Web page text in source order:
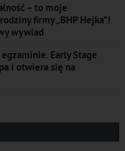
– to moje
firmy „BHP Hejka”!
wywiad
Early Stage
i otwiera się na